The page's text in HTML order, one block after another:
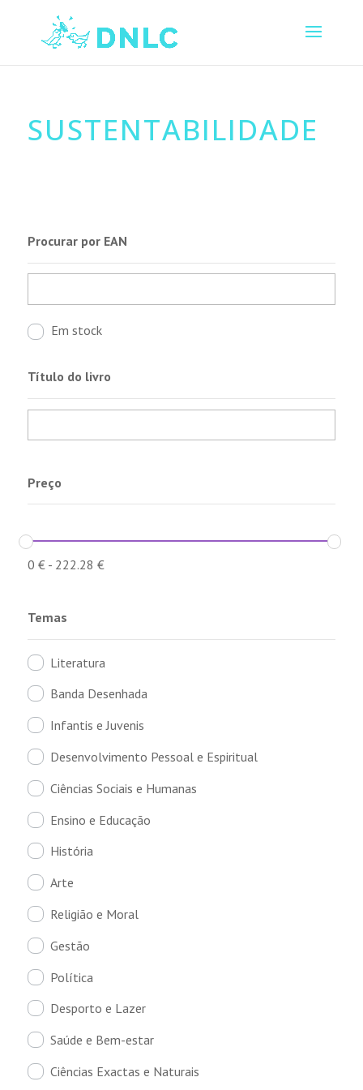
SUSTENTABILIDADE
Procurar por EAN
Em stock
Título do livro
Preço
0 €- 222.28 €
Temas
Literatura
Banda Desenhada
Infantis e Juvenis
Desenvolvimento Pessoal e Espiritual
Ciências Sociais e Humanas
Ensino e Educação
História
Arte
Religião e Moral
Gestão
Política
Desporto e Lazer
Saúde e Bem-estar
Ciências Exactas e Naturais